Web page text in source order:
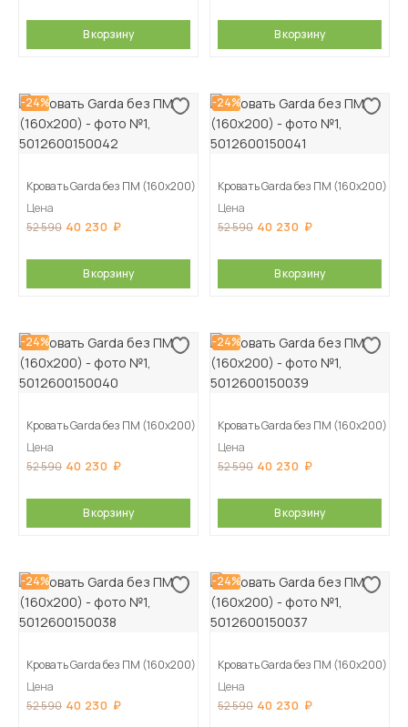
В корзину В корзину
-24%
Кровать Garda без ПМ (160х200)
Цена
52 590 40 230
В корзину
-24%
Кровать Garda без ПМ (160х200)
Цена
52 590 40 230
В корзину
-24%
Кровать Garda без ПМ (160х200)
Цена
52 590 40 230
В корзину
-24%
Кровать Garda без ПМ (160х200)
Цена
52 590 40 230
В корзину
-24%
Кровать Garda без ПМ (160х200)
Цена
52 590 40 230
-24%
Кровать Garda без ПМ (160х200)
Цена
52 590 40 230